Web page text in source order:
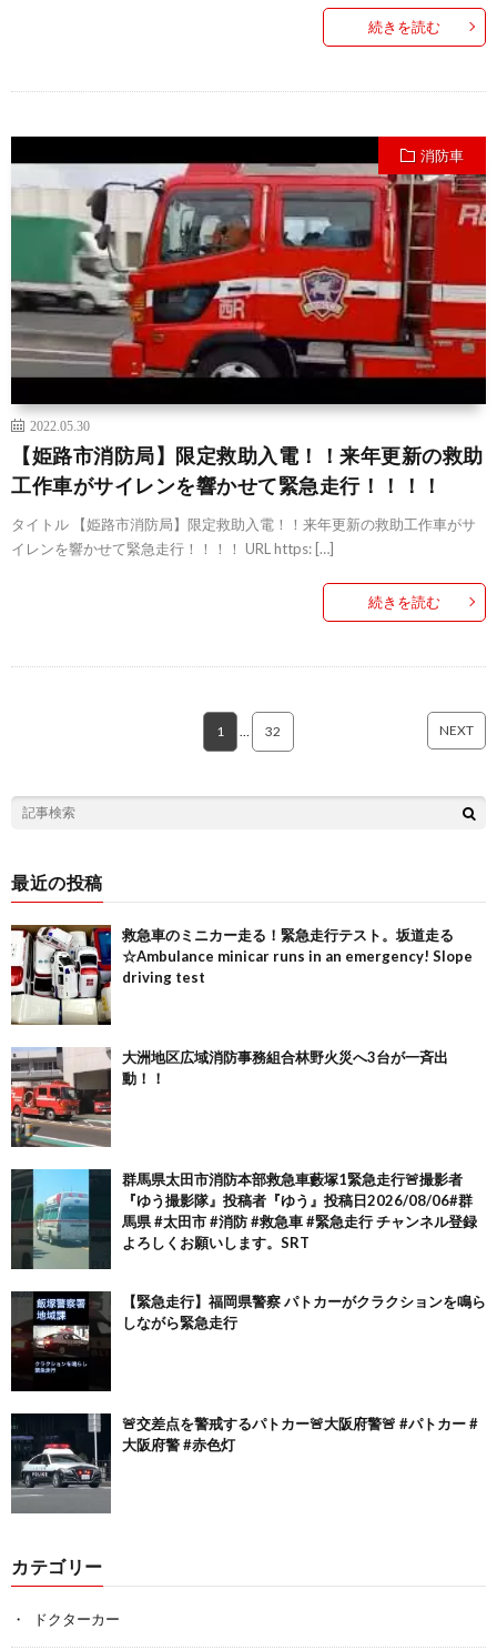
続きを読む
消防車
2022.05.30
【姫路市消防局】限定救助入電！！来年更新の救助
工作車がサイレンを響かせて緊急走行！！！！
タイトル 【姫路市消防局】限定救助入電！！来年更新の救助工作車がサ
イレンを響かせて緊急走行！！！！ URL https: […]
続きを読む
1 32 NEXT
最近の投稿
救急車のミニカー走る！緊急走行テスト。坂道走る
☆Ambulance minicar runs in an emergency! Slope
driving test
大洲地区広域消防事務組合林野火災へ3台が一斉出
動！！
群馬県太田市消防本部救急車藪塚1緊急走行🚨撮影者
『ゆう撮影隊』投稿者『ゆう』投稿日2026/08/06#群
馬県 #太田市 #消防 #救急車 #緊急走行 チャンネル登録
よろしくお願いします。SRT
【緊急走行】福岡県警察 パトカーがクラクションを鳴ら
しながら緊急走行
🚨交差点を警戒するパトカー🚨大阪府警🚨 #パトカー #
大阪府警 #赤色灯
カテゴリー
ドクターカー